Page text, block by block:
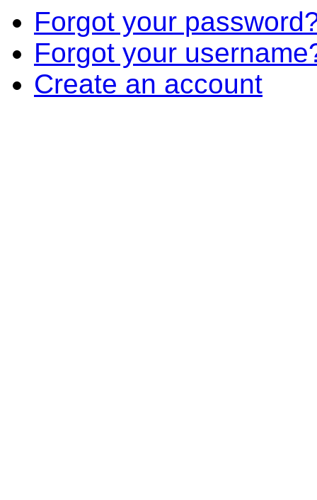
Forgot your
Forgot your
Create an account